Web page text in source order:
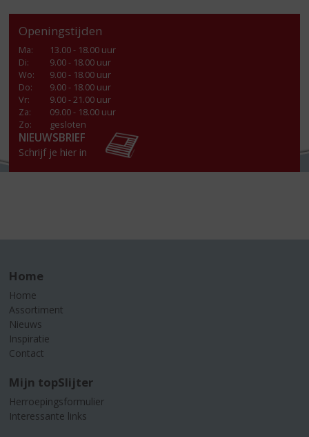
Openingstijden
Ma:
13.00 - 18.00 uur
Di:
9.00 - 18.00 uur
Wo:
9.00 - 18.00 uur
Do:
9.00 - 18.00 uur
Vr:
9.00 - 21.00 uur
Za:
09.00 - 18.00 uur
Zo:
gesloten
NIEUWSBRIEF
Schrijf je hier in
Home
Home
Assortiment
Nieuws
Inspiratie
Contact
Mijn topSlijter
Herroepingsformulier
Interessante links